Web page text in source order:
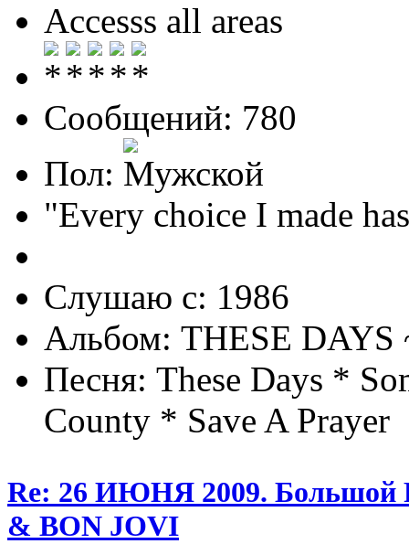
Accesss all areas
Сообщений: 780
Пол:
"Every choice I made
Слушаю с: 1986
Альбом: THESE DAYS
Песня: These Days *
County * Save A Prayer
Re: 26 ИЮНЯ 2009. Большой
& BON JOVI